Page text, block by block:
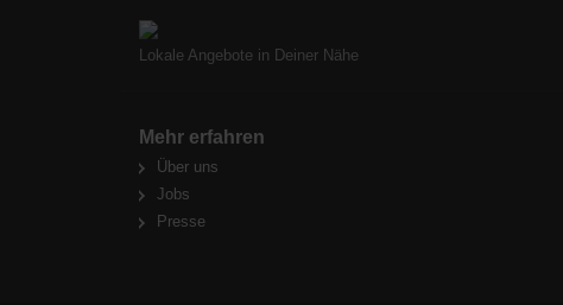
Lokale Angebote in Deiner Nähe
Mehr erfahren
Über uns
Jobs
Presse